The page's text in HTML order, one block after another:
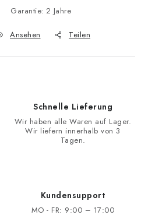
Garantie: 2 Jahre
Ansehen Teilen
Schnelle Lieferung
Wir haben alle Waren auf Lager.
Wir liefern innerhalb von 3
Tagen.
Kundensupport
MO - FR: 9:00 – 17:00